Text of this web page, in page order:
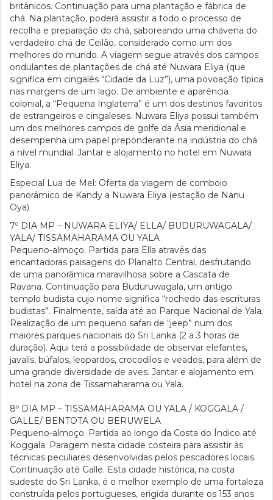
britânicos. Continuação para uma plantação e fábrica de
chá. Na plantação, poderá assistir a todo o processo de
recolha e preparação do chá, saboreando uma chávena do
verdadeiro chá de Ceilão, considerado como um dos
melhores do mundo. A viagem segue através dos campos
ondulantes de plantações de chá até Nuwara Eliya (que
significa em cingalês “Cidade da Luz”), uma povoação típica
nas margens de um lago. De ambiente e aparência
colonial, a “Pequena Inglaterra” é um dos destinos favoritos
de estrangeiros e cingaleses. Nuwara Eliya possui também
um dos melhores campos de golfe da Ásia meridional e
desempenha um papel preponderante na indústria do chá
a nível mundial. Jantar e alojamento no hotel em Nuwara
Eliya.
Especial Lua de Mel: Oferta da viagem de comboio
panorâmico de Kandy a Nuwara Eliya (estação de Nanu
Oya)
7º DIA MP – NUWARA ELIYA/ ELLA/ BUDURUWAGALA/
YALA/ TISSAMAHARAMA OU YALA
Pequeno-almoço. Partida para Ella através das
encantadoras paisagens do Planalto Central, desfrutando
de uma panorâmica maravilhosa sobre a Cascata de
Ravana. Continuação para Buduruwagala, um antigo
templo budista cujo nome significa “rochedo das escrituras
budistas”. Finalmente, saída até ao Parque Nacional de Yala.
Realização de um pequeno safari de “jeep” num dos
maiores parques nacionais do Sri Lanka (2 a 3 horas de
duração). Aqui terá a possibilidade de observar elefantes,
javalis, búfalos, leopardos, crocodilos e veados, para além de
uma grande diversidade de aves. Jantar e alojamento em
hotel na zona de Tissamaharama ou Yala.
8º DIA MP – TISSAMAHARAMA OU YALA / KOGGALA /
GALLE/ BENTOTA OU BERUWELA
Pequeno-almoço. Partida ao longo da Costa do Índico até
Koggala. Paragem nesta cidade costeira para assistir às
técnicas peculiares desenvolvidas pelos pescadores locais.
Continuação até Galle. Esta cidade histórica, na costa
sudeste do Sri Lanka, é o melhor exemplo de uma fortaleza
construída pelos portugueses, erigida durante os 153 anos